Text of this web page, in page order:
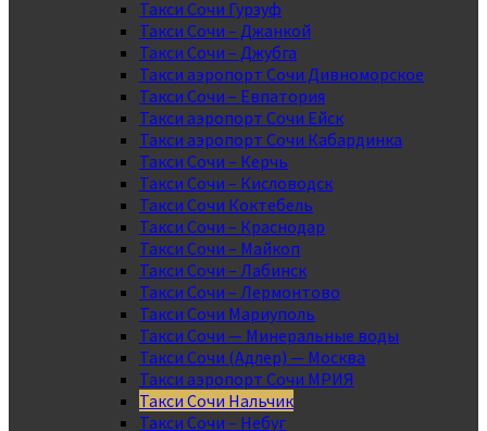
Такси Сочи Гурзуф
Такси Сочи – Джанкой
Такси Сочи – Джубга
Такси аэропорт Сочи Дивноморское
Такси Сочи – Евпатория
Такси аэропорт Сочи Ейск
Такси аэропорт Сочи Кабардинка
Такси Сочи – Керчь
Такси Сочи – Кисловодск
Такси Сочи Коктебель
Такси Сочи – Краснодар
Такси Сочи – Майкоп
Такси Сочи – Лабинск
Такси Сочи – Лермонтово
Такси Сочи Мариуполь
Такси Сочи — Минеральные воды
Такси Сочи (Адлер) — Москва
Такси аэропорт Сочи МРИЯ
Такси Сочи Нальчик
Такси Сочи – Небуг